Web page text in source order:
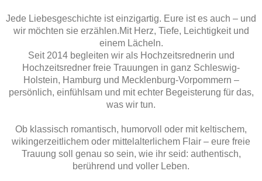
Jede Liebesgeschichte ist einzigartig. Eure ist es auch – und
wir möchten sie erzählen.Mit Herz, Tiefe, Leichtigkeit und
einem Lächeln.
Seit 2014 begleiten wir als Hochzeitsrednerin und
Hochzeitsredner freie Trauungen in ganz Schleswig-
Holstein, Hamburg und Mecklenburg-Vorpommern –
persönlich, einfühlsam und mit echter Begeisterung für das,
was wir tun.
Ob klassisch romantisch, humorvoll oder mit keltischem,
wikingerzeitlichem oder mittelalterlichem Flair – eure freie
Trauung soll genau so sein, wie ihr seid: authentisch,
berührend und voller Leben.